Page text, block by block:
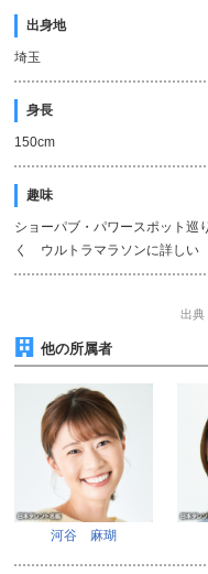
出身地
埼玉
身長
150cm
趣味
ショーパブ・パワースポット
く ウルトラマラソンに詳しい
出典
他の所属者
河谷 麻瑚